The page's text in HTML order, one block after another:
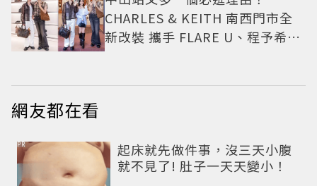
CHARLES & KEITH 南西門市全
新改裝 攜手 FLARE U、程予希演
網友都在看
起床就先做件事，沒三天小腹
就不見了! 肚子一天天變小！
PR